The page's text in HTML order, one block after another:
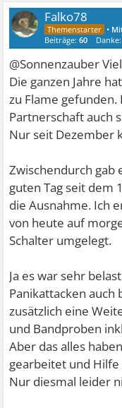
Falko78
•
Beiträge:60 Danke:
@Sonnenzauber
Die ganzen Jahre
zu Flame
Partnerschaft auch
Nur seit Dezember
Zwischendurch gab
guten Tag seit dem
die Ausnahme. Ich
von heute auf
Schalter umgelegt.
Ja es war sehr
Panikattacken auch
zusätzlich eine
und Bandproben
Aber das alles
gearbeitet und
Nur diesmal leider